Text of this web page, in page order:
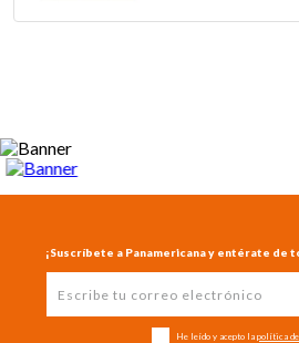
¡Suscríbete a Panamericana y entérate de
He leído y acepto la política